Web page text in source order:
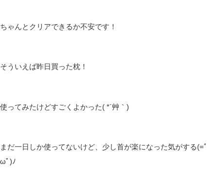
ちゃんとクリアできるか不安です！
そういえば昨日買った枕！
使ってみたけどすごくよかった( *´艸｀)
まだ一日しか使ってないけど、少し首が楽になった気がする(=ﾟ
ωﾟ)ﾉ